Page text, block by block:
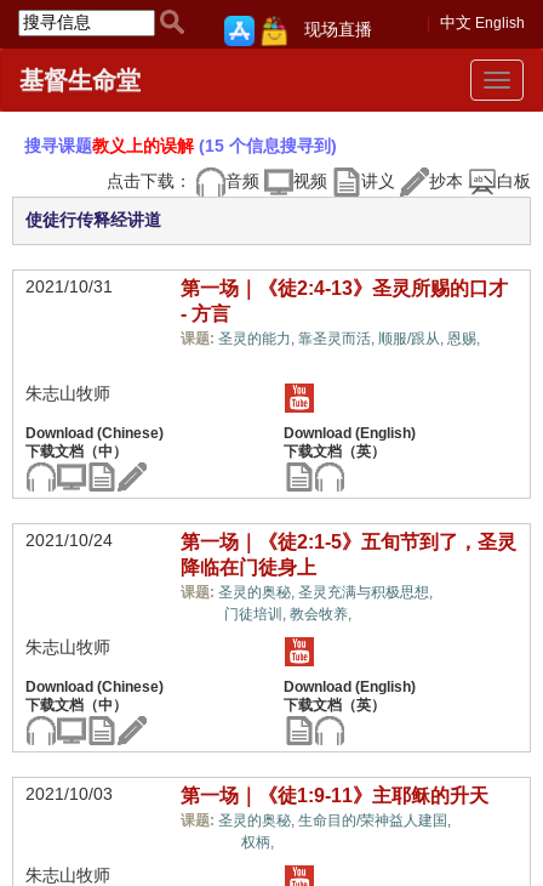
中文 English
现场直播
Toggle
基督生命堂
搜寻课题教义上的误解(15 个信息搜寻到)
点击下载：
音频 视频 讲义 抄本 白板
使徒行传释经讲道
2021/10/31
第一场｜《徒2:4-13》圣灵所赐的口才
- 方言
课题: 圣灵的能力, 靠圣灵而活, 顺服/跟从, 恩赐,
朱志山牧师
2021/10/24
第一场｜《徒2:1-5》五旬节到了，圣灵
降临在门徒身上
课题: 圣灵的奥秘, 圣灵充满与积极思想,
门徒培训, 教会牧养,
朱志山牧师
2021/10/03 第一场｜《徒1:9-11》主耶稣的升天
课题: 圣灵的奥秘, 生命目的/荣神益人建国,
权柄,
朱志山牧师